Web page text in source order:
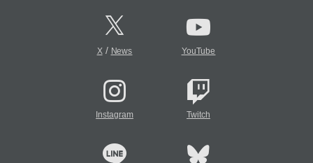
X/ News YouTube
Instagram Twitch